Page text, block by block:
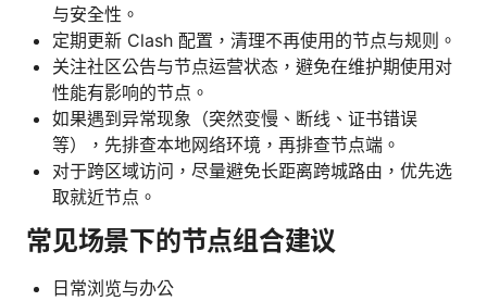
与安全性。
定期更新 Clash 配置，清理不再使用的节点与规则。
关注社区公告与节点运营状态，避免在维护期使用对
性能有影响的节点。
如果遇到异常现象（突然变慢、断线、证书错误
等），先排查本地网络环境，再排查节点端。
对于跨区域访问，尽量避免长距离跨城路由，优先选
取就近节点。
常见场景下的节点组合建议
日常浏览与办公